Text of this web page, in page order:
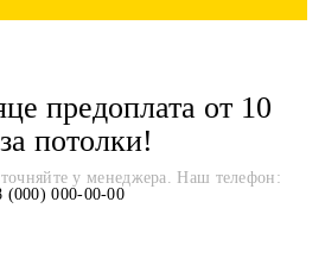
предоплата от 10
потолки!
у менеджера. Наш телефон:
(000) 000-00-00